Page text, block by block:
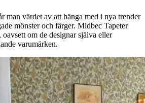
man värdet av att hänga med i nya trender
mönster och färger. Midbec Tapeter
om de designar själva eller
varumärken.